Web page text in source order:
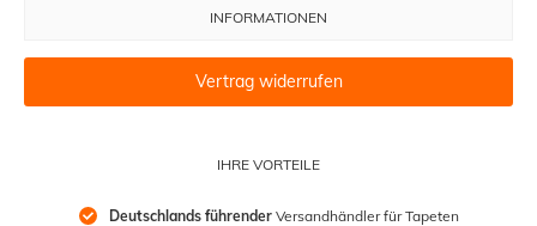
IHRE VORTEILE
Deutschlands führender Versandhändler für Tapeten
INFORMATIONEN
Vertrag widerrufen